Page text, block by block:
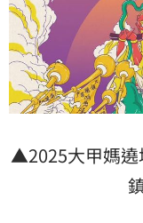
▲2025大甲媽遶